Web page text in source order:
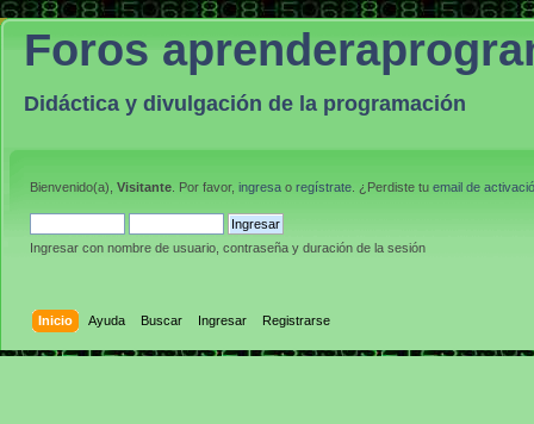
Foros
Didáctica y divulgación de la programación
Bienvenido(a), Visitante . Por favor, ingresa o regístrate . ¿Perdiste tu email de
Ingresar con nombre de usuario, contraseña y duración de la sesión
Inicio Ayuda Buscar Ingresar Registrarse